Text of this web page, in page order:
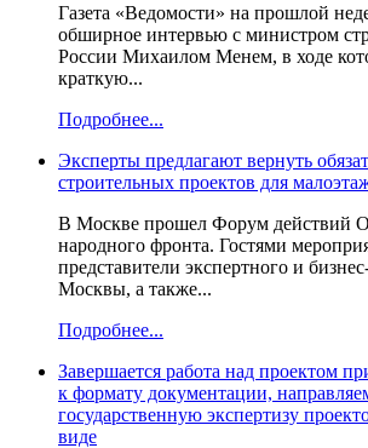
Газета «Ведомости» на прошлой
обширное интервью с министром
России Михаилом Менем, в ходе
краткую...
Подробнее...
Эксперты предлагают вернуть
строительных проектов для
В Москве прошел Форум действий
народного фронта. Гостями
представители экспертного и
Москвы, а также...
Подробнее...
Завершается работа над проектом
к формату документации,
государственную экспертизу
виде